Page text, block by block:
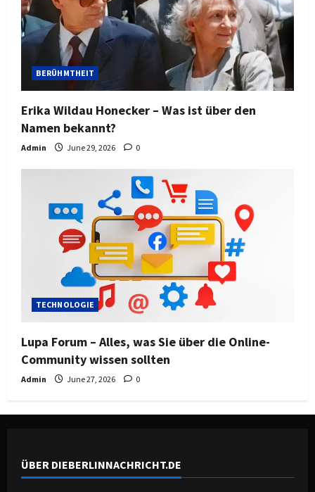
BERÜHMTHEIT
Erika Wildau Honecker – Was ist über den
Namen bekannt?
Admin June 29, 2026 0
TECHNOLOGIE
Lupa Forum – Alles, was Sie über die Online-
Community wissen sollten
Admin June 27, 2026 0
ÜBER DIEBERLINNACHRICHT.DE